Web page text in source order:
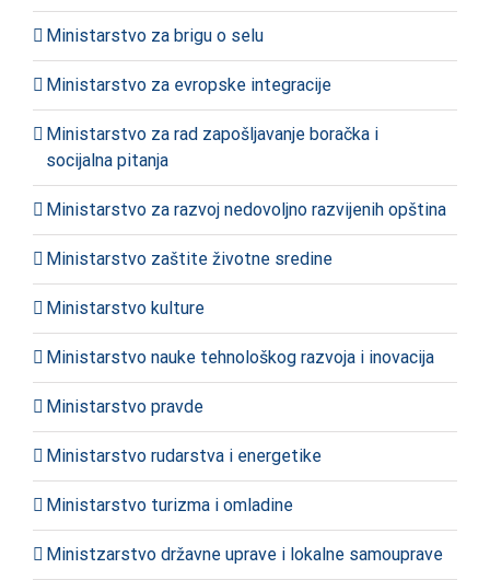
Ministarstvo za brigu o selu
Ministarstvo za evropske integracije
Ministarstvo za rad zapošljavanje boračka i
socijalna pitanja
Ministarstvo za razvoj nedovoljno razvijenih opština
Ministarstvo zaštite životne sredine
Ministarstvo kulture
Ministarstvo nauke tehnološkog razvoja i inovacija
Ministarstvo pravde
Ministarstvo rudarstva i energetike
Ministarstvo turizma i omladine
Ministzarstvo državne uprave i lokalne samouprave